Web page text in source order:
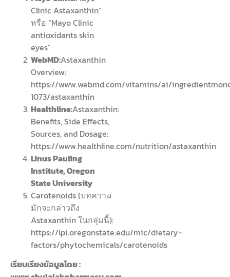
Clinic Astaxanthin”
หรือ “Mayo Clinic
antioxidants skin
eyes”
WebMD:Astaxanthin
Overview:
https://www.webmd.com/vitamins/ai/
1073/astaxanthin
Healthline:Astaxanthin:
Benefits, Side Effects,
Sources, and Dosage:
https://www.healthline.com/nutrition/astaxanthin
Linus Pauling
Institute, Oregon
State University
Carotenoids (บทความ
มักจะกล่าวถึง
Astaxanthin ในกลุ่มนี้):
https://lpi.oregonstate.edu/mic/dietary-
factors/phytochemicals/carotenoids
เรียบเรียงข้อมูลโดย :